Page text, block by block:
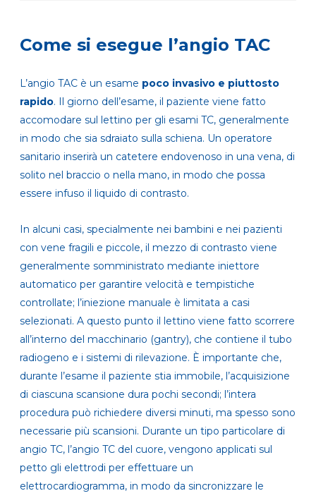
Come si esegue l’angio TAC
L’angio TAC è un esame poco invasivo e piuttosto
rapido. Il giorno dell’esame, il paziente viene fatto
accomodare sul lettino per gli esami TC, generalmente
in modo che sia sdraiato sulla schiena. Un operatore
sanitario inserirà un catetere endovenoso in una vena, di
solito nel braccio o nella mano, in modo che possa
essere infuso il liquido di contrasto.
In alcuni casi, specialmente nei bambini e nei pazienti
con vene fragili e piccole, il mezzo di contrasto viene
generalmente somministrato mediante iniettore
automatico per garantire velocità e tempistiche
controllate; l’iniezione manuale è limitata a casi
selezionati. A questo punto il lettino viene fatto scorrere
all’interno de l macchinario (gantry), che contiene il tubo
radiogeno e i sistemi di rilevazione. È importante che,
durante l’esame il paziente stia immobile, l’acquisizione
di ciascuna scansione dura pochi secondi; l’intera
procedura può richiedere diversi minuti, ma spesso sono
necessarie più scansioni. Durante un tipo particolare di
angio TC, l’angio TC del cuore, vengono applicati sul
petto gli elettrodi per effettuare un
elettrocardiogramma, in modo da sincronizzare le